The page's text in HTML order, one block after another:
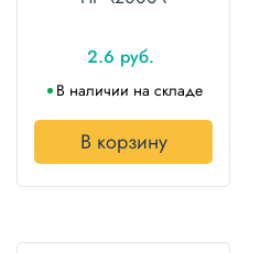
2.6 руб.
В наличии на складе
В корзину